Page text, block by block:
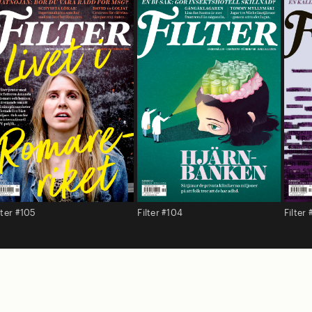
#105 Filter #104 Filter